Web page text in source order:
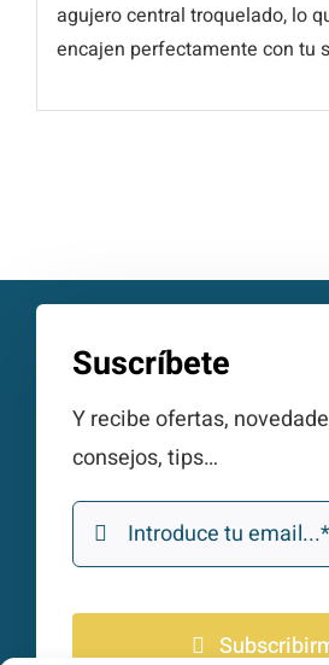
agujero central troquelado, lo
encajen perfectamente con tu
Suscríbete
Y recibe ofertas,
consejos, tips…